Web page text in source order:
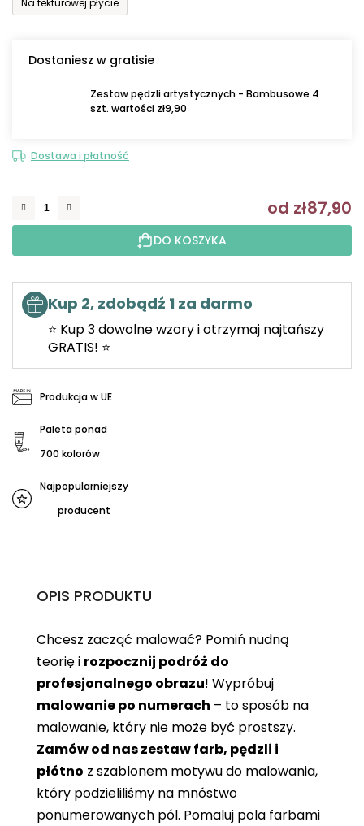
Na tekturowej płycie
Dostaniesz w gratisie
Zestaw pędzli artystycznych - Bambusowe 4
szt. wartości zł9,90
Dostawa i płatność
od zł87,90
DO KOSZYKA
Kup 2, zdobądź 1 za darmo
⭐ Kup 3 dowolne wzory i otrzymaj najtańszy
GRATIS! ⭐
Produkcja w UE
Paleta ponad
700 kolorów
Najpopularniejszy
producent
OPIS PRODUKTU
Chcesz zacząć malować? Pomiń nudną
teorię i rozpocznij podróż do
profesjonalnego obrazu! Wypróbuj
malowanie po numerach – to sposób na
malowanie, który nie może być prostszy.
Zamów od nas zestaw farb, pędzli i
płótno z szablonem motywu do malowania,
który podzieliliśmy na mnóstwo
ponumerowanych pól. Pomaluj pola farbami